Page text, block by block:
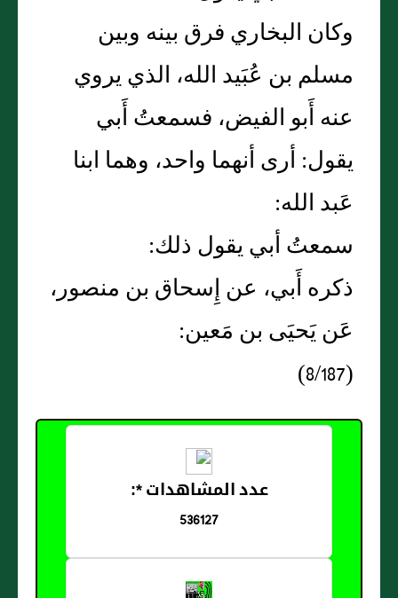
وكان البخاري فرق بينه وبين
مسلم بن عُبَيد الله، الذي يروي
عنه أَبو الفيض، فسمعتُ أَبي
يقول: أرى أنهما واحد، وهما ابنا
عَبد الله:
سمعتُ أبي يقول ذلك:
ذكره أَبي، عن إِسحاق بن منصور،
عَن يَحيَى بن مَعين:
(8/187)
عدد المشاهدات *:
536127